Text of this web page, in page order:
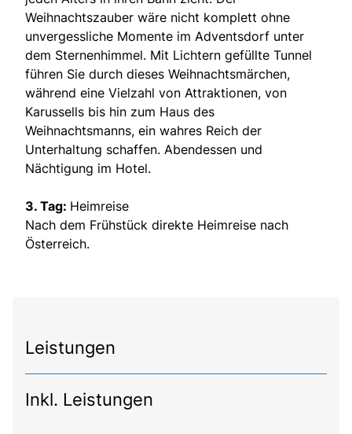
Weihnachtszauber wäre nicht komplett ohne
unvergessliche Momente im Adventsdorf unter
dem Sternenhimmel. Mit Lichtern gefüllte Tunnel
führen Sie durch dieses Weihnachtsmärchen,
während eine Vielzahl von Attraktionen, von
Karussells bis hin zum Haus des
Weihnachtsmanns, ein wahres Reich der
Unterhaltung schaffen. Abendessen und
Nächtigung im Hotel.
3. Tag: Heimreise
Nach dem Frühstück direkte Heimreise nach
Österreich.
Leistungen
Inkl. Leistungen